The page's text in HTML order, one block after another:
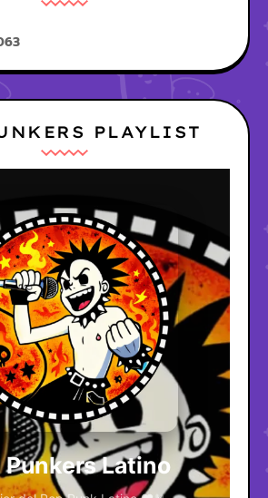
63
PLAYLIST